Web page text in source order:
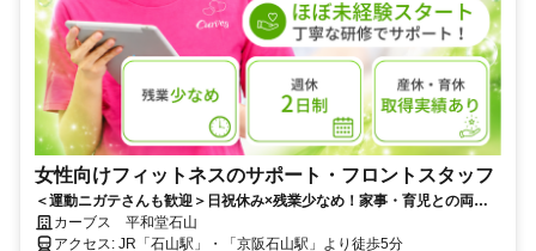
女性向けフィットネスのサポート・フロントスタッフ
＜運動ニガテさんも歓迎＞日祝休み×残業少なめ！家事・育児との両立
もOK！産休・育休実績あり！
カーブス 平和堂石山
アクセス: JR「石山駅」・「京阪石山駅」より徒歩5分